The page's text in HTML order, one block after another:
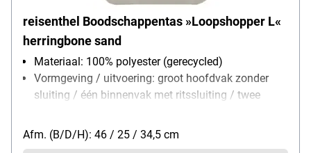
reisenthel Boodschappentas »Loopshopper L«
herringbone sand
Materiaal: 100% polyester (gerecycled)
Vormgeving / uitvoering: groot hoofdvak zonder
sluiting / één binnenvak met ritssluiting / twee
met pootjes voor stabiliteit en bescherming tegen
vuil en vocht
Afm. (B/D/H): 46 / 25 / 34,5 cm